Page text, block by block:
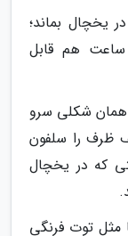
برای 24 ساعت در یخچال بماند؛
هم قابل
همان شکلی سرو
ظرف را سلفون
که در یخچال
مثل توت فرنگی